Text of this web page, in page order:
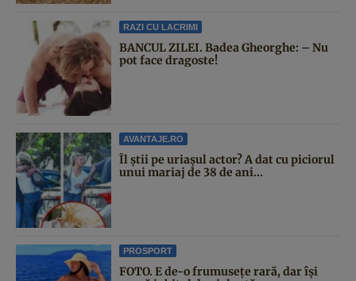
RAZI CU LACRIMI
BANCUL ZILEI. Badea Gheorghe: – Nu
pot face dragoste!
AVANTAJE.RO
Îl știi pe uriașul actor? A dat cu piciorul
unui mariaj de 38 de ani...
PROSPORT
FOTO. E de-o frumusețe rară, dar își